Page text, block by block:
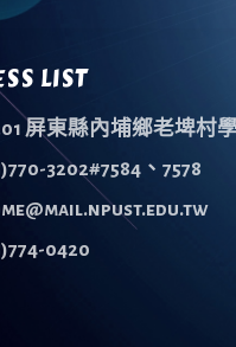
LIST
屏東縣內埔鄉老埤村
3202#7584、7578
0420